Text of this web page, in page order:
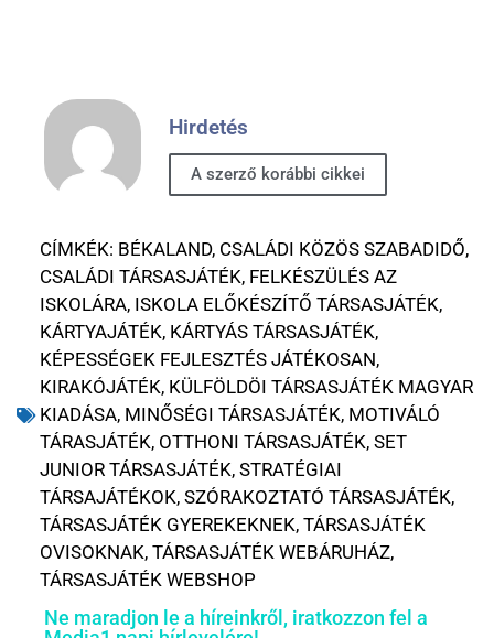
Hirdetés
A szerző korábbi cikkei
CÍMKÉK: BÉKALAND, CSALÁDI KÖZÖS SZABADIDŐ,
CSALÁDI TÁRSASJÁTÉK, FELKÉSZÜLÉS AZ
ISKOLÁRA, ISKOLA ELŐKÉSZÍTŐ TÁRSASJÁTÉK,
KÁRTYAJÁTÉK, KÁRTYÁS TÁRSASJÁTÉK,
KÉPESSÉGEK FEJLESZTÉS JÁTÉKOSAN,
KIRAKÓJÁTÉK, KÜLFÖLDÖI TÁRSASJÁTÉK MAGYAR
KIADÁSA, MINŐSÉGI TÁRSASJÁTÉK, MOTIVÁLÓ
TÁRASJÁTÉK, OTTHONI TÁRSASJÁTÉK, SET
JUNIOR TÁRSASJÁTÉK, STRATÉGIAI
TÁRSAJÁTÉKOK, SZÓRAKOZTATÓ TÁRSASJÁTÉK,
TÁRSASJÁTÉK GYEREKEKNEK, TÁRSASJÁTÉK
OVISOKNAK, TÁRSASJÁTÉK WEBÁRUHÁZ,
TÁRSASJÁTÉK WEBSHOP
Ne maradjon le a híreinkről, iratkozzon fel a